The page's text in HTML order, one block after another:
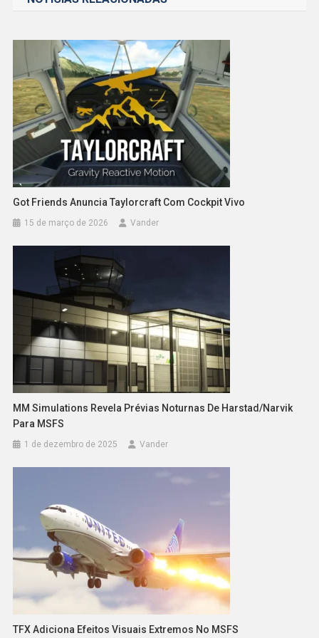
Post
Got Friends Anuncia Taylorcraft Com Cockpit Vivo
15 de março de 2026 Vander
MM Simulations Revela Prévias Noturnas De Harstad/Narvik
Para MSFS
1 de dezembro de 2025 Vander
TFX Adiciona Efeitos Visuais Extremos No MSFS